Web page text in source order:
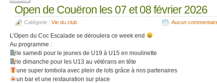
Open de Couëron les 07 et 08 février 2026
Catégorie : Vie du club Aucun
L’Open du Coc Escalade se déroulera ce week end
Au programme :
le samedi pour le jeunes de U19 à U15 en moulinette
le dimanche pour les U13 au vétérans en tête
une super tombola avec plein de lots grâce à nos partenaires
un bar et une restauration sur place